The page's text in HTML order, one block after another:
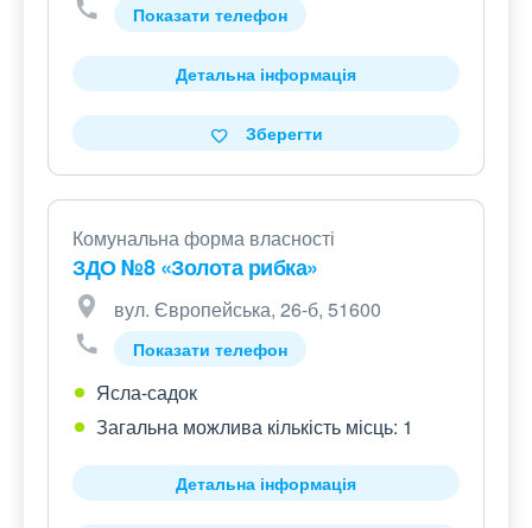
Показати телефон
Детальна інформація
Зберегти
Комунальна форма власності
ЗДО №8 «Золота рибка»
вул. Європейська, 26-б, 51600
Показати телефон
Ясла-садок
Загальна можлива кількість місць: 1
Детальна інформація